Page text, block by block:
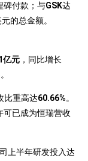
碑付款；与GSK达
的总金额。
亿元 ，同比增长
比重高达60.66%。
可已成为恒瑞营收
上半年研发投入达